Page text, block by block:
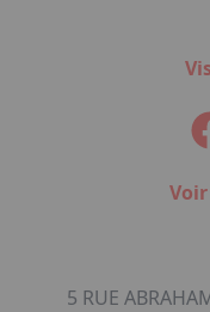
5 RUE